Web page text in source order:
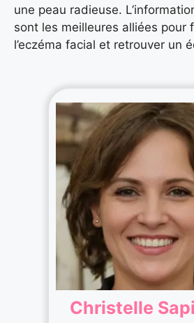
une peau radieuse.
sont les meilleures alliées pour
l’eczéma facial et retrouver un
Christelle